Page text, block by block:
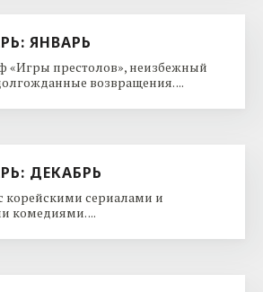
ЯНВАРЬ
«Игры престолов», неизбежный
возвращения. ...
ДЕКАБРЬ
корейскими сериалами и
комедиями. ...